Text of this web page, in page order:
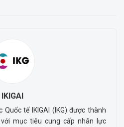
IKIGAI
Quốc tế IKIGAI (IKG) được thành
mục tiêu cung cấp nhân lực